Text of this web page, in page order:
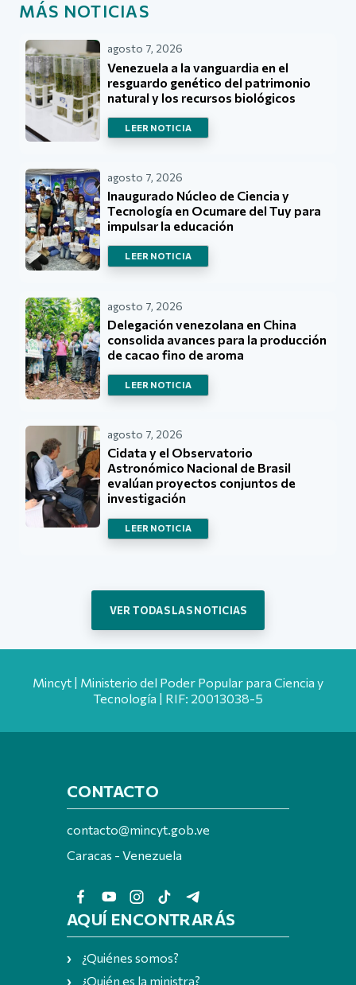
MÁS NOTICIAS
agosto 7, 2026
Venezuela a la vanguardia en el
resguardo genético del patrimonio
natural y los recursos biológicos
LEER NOTICIA
agosto 7, 2026
Inaugurado Núcleo de Ciencia y
Tecnología en Ocumare del Tuy para
impulsar la educación
LEER NOTICIA
agosto 7, 2026
Delegación venezolana en China
consolida avances para la producción
de cacao fino de aroma
LEER NOTICIA
agosto 7, 2026
Cidata y el Observatorio
Astronómico Nacional de Brasil
evalúan proyectos conjuntos de
investigación
LEER NOTICIA
VER TODAS LAS NOTICIAS
Mincyt | Ministerio del Poder Popular para Ciencia y
Tecnología | RIF: 20013038-5
CONTACTO
contacto@mincyt.gob.ve
Caracas - Venezuela
AQUÍ ENCONTRARÁS
¿Quiénes somos?
¿Quién es la ministra?